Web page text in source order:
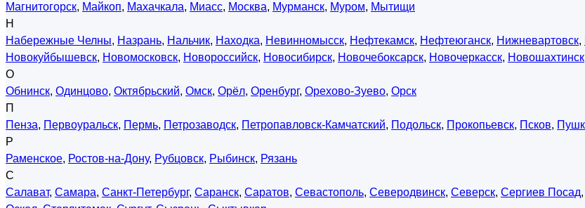
Магнитогорск, Майкоп, Махачкала, Миасс, Москва, Мурманск, Муром, Мытищи
Н
Набережные Челны, Назрань, Нальчик, Находка, Невинномысск, Нефтекамск, Нефтеюганск, Нижневартовск,
Новокуйбышевск, Новомосковск, Новороссийск, Новосибирск, Новочебоксарск, Новочеркасск, Новошахтинск
О
Обнинск, Одинцово, Октябрьский, Омск, Орёл, Оренбург, Орехово-Зуево, Орск
П
Пенза, Первоуральск, Пермь, Петрозаводск, Петропавловск-Камчатский, Подольск, Прокопьевск, Псков,
Р
Раменское, Ростов-на-Дону, Рубцовск, Рыбинск, Рязань
С
Салават, Самара, Санкт-Петербург, Саранск, Саратов, Севастополь, Северодвинск, Северск, Сергиев Посад,